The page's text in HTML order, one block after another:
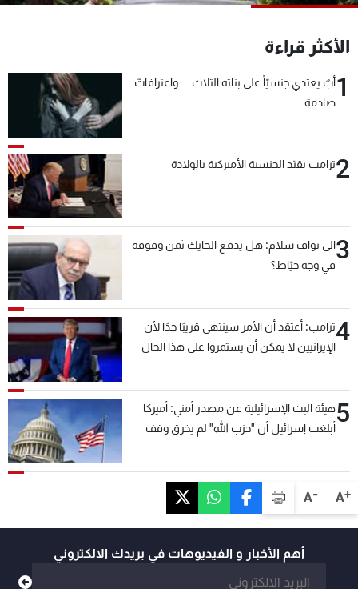
A+
A-
الأكثر قراءة
1أبٌ يعتدي جنسيّاً على بناته الثلاث… واعترافاتٌ
صادمة
2ترامب يقيّد الجنسية الأميركية بالولادة
3الى نواف سلام: هل يدفع الحايك ثمن وقوفه
في وجه خيّاط؟
4ترامب: أعتقد أن الأمر سينتهي قريبًا جدًا لأن
الإيرانيين لا يمكن أن يستمروا على هذا الحال
5هيئة البث الإسرائيلية عن مصدر أمني: أميركا
أبلغت إسرائيل أن "حزب الله" لم يخرق وقف
أهم الأخبار و الفيديوهات في بريدك الالكتروني